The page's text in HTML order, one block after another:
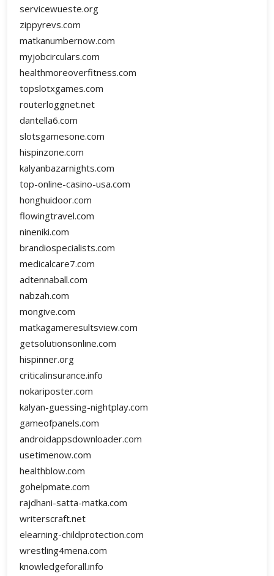
servicewueste.org
zippyrevs.com
matkanumbernow.com
myjobcirculars.com
healthmoreoverfitness.com
topslotxgames.com
routerloggnet.net
dantella6.com
slotsgamesone.com
hispinzone.com
kalyanbazarnights.com
top-online-casino-usa.com
honghuidoor.com
flowingtravel.com
nineniki.com
brandiospecialists.com
medicalcare7.com
adtennaball.com
nabzah.com
mongive.com
matkagameresultsview.com
getsolutionsonline.com
hispinner.org
criticalinsurance.info
nokariposter.com
kalyan-guessing-nightplay.com
gameofpanels.com
androidappsdownloader.com
usetimenow.com
healthblow.com
gohelpmate.com
rajdhani-satta-matka.com
writerscraft.net
elearning-childprotection.com
wrestling4mena.com
knowledgeforall.info